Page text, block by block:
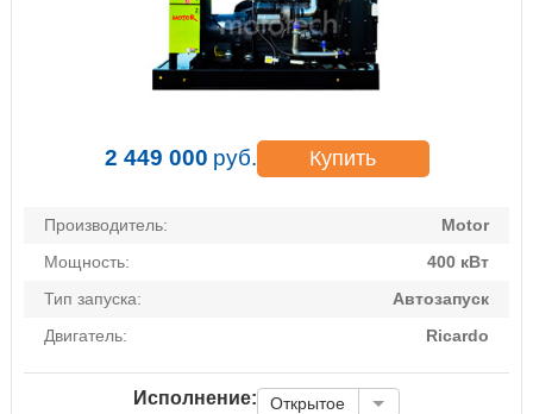
2 449 000 руб. Купить
Производитель:
Motor
Мощность:
400 кВт
Тип запуска:
Автозапуск
Двигатель:
Ricardo
Исполнение: Открытое